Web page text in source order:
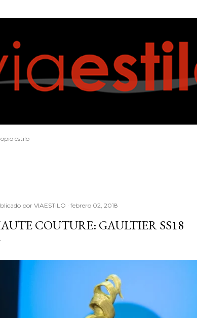
estilo
por VIAESTILO febrero 02, 2018
COUTURE: GAULTIER SS18